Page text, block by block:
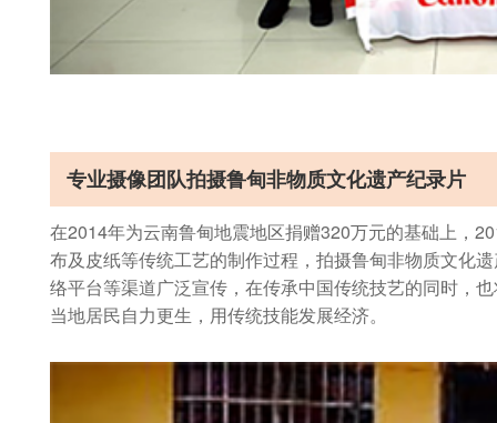
专业摄像团队拍摄鲁甸非物质文化遗产纪录片
在2014年为云南鲁甸地震地区捐赠320万元的基础上，
布及皮纸等传统工艺的制作过程，拍摄鲁甸非物质文化
络平台等渠道广泛宣传，在传承中国传统技艺的同时，
当地居民自力更生，用传统技能发展经济。